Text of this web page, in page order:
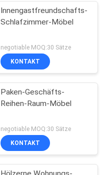
Innengastfreundschafts-
Schlafzimmer-Möbel
negotiable MOQ:30 Sätze
KONTAKT
Paken-Geschäfts-
Reihen-Raum-Möbel
negotiable MOQ:30 Sätze
KONTAKT